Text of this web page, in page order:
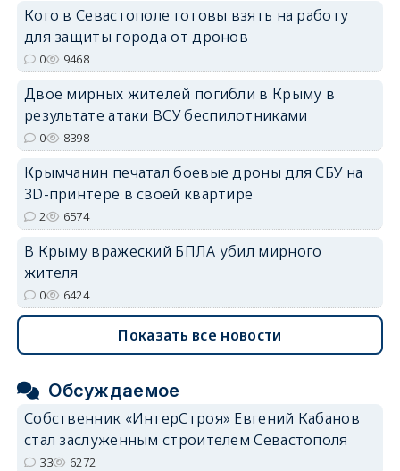
Кого в Севастополе готовы взять на работу
для защиты города от дронов
0 9468
Двое мирных жителей погибли в Крыму в
результате атаки ВСУ беспилотниками
0 8398
Крымчанин печатал боевые дроны для СБУ на
3D-принтере в своей квартире
2 6574
В Крыму вражеский БПЛА убил мирного
жителя
0 6424
Показать все новости
Обсуждаемое
Собственник «ИнтерСтроя» Евгений Кабанов
стал заслуженным строителем Севастополя
33 6272